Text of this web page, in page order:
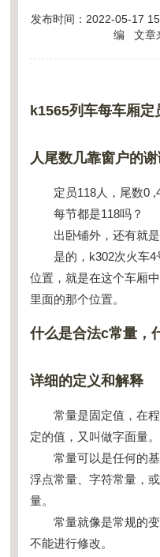
发布时间：2022-05-17
编 文章
k1565列车每车厢
人尾数几靠窗户的谢
定员118人，尾数0
每节都是118吗？
出卧铺外，还有就是
是的，k302次火车4
位置，就是在这个车厢
里面的那个位置。
什么是合法c常量，
详细的定义和解释
常量是固定值，在程
定的值，又叫做字面量。
常量可以是任何的基
浮点常量、字符常量，
量。
常量就像是常规的变
不能进行修改。